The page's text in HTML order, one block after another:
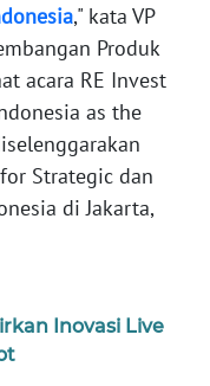
," kata VP
Produk
acara RE Invest
as the
Strategic dan
di Jakarta,
Inovasi Live